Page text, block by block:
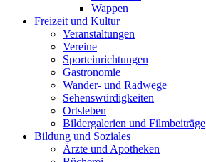
Wappen
Freizeit und Kultur
Veranstaltungen
Vereine
Sporteinrichtungen
Gastronomie
Wander- und Radwege
Sehenswürdigkeiten
Ortsleben
Bildergalerien und Filmbeiträge
Bildung und Soziales
Ärzte und Apotheken